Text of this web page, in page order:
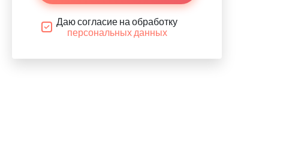
Даю согласие на обработку
персональных данных